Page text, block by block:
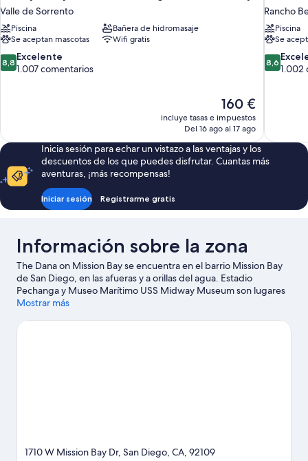
Valle de Sorrento
Piscina
Bañera de hidromasaje
Se aceptan mascotas
Wifi gratis
8.8
sobre
8,8 Excelente
1.007 comentarios
El
precio
actual
de
160 €
160 €
incluye tasas e impuestos
Del 16 ago al 17 ago
Rancho
Piscina
Se
8.6
sobre
8,6
1.002
Inicia sesión para echar un vistazo a las ventajas y los
descuentos de los que puedes disfrutar. Cuantas más
aventuras, ¡más recompensas!
Iniciar sesión Registrarme gratis
Información sobre la zona
The Dana on Mission Bay se encuentra en el barrio Mission Bay
de San Diego, en las afueras y a orillas del agua. Estadio
Pechanga y Museo Marítimo USS Midway Museum son lugares
fundamentales para los aficionados a la cultura; y para unas
y Terminal de cruceros B Street. ¿Te apetece disfrutar de un
Mostrar más
1710 W Mission Bay Dr, San Diego, CA, 92109